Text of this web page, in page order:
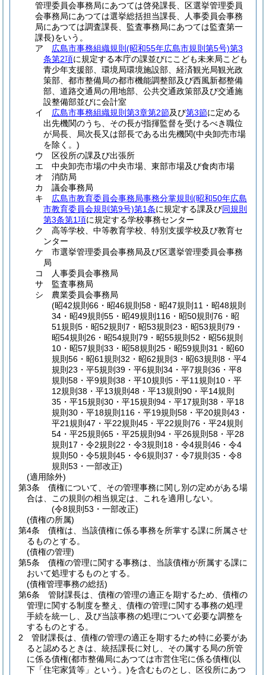
管理委員会事務局にあつては啓発課長、区選挙管理委員
会事務局にあつては選挙総括担当課長、人事委員会事務
局にあつては調査課長、監査事務局にあつては監査第一
課長)をいう。
ア
広島市事務組織規則 (昭和55年広島市規則第5号)第3
条第2項に規定する本庁の課並びにこども未来局こども
青少年支援部、環境局環境施設部、経済観光局観光政
策部、都市整備局の都市機能調整部及び西風新都整備
部、道路交通局の用地部、公共交通政策部及び交通施
設整備部並びに会計室
イ
広島市事務組織規則第3章第2節及び第3節に定める
出先機関のうち、その長が指揮監督を受けるべき職位
が局長、局次長又は部長である出先機関(中央卸売市場
を除く。)
ウ
区役所の課及び出張所
エ
中央卸売市場の中央市場、東部市場及び食肉市場
オ
消防局
カ
議会事務局
キ
広島市教育委員会事務局事務分掌規則 (昭和50年広島
市教育委員会規則第9号)第1条に規定する課及び同規則
第3条第1項に規定する学校事務センター
ク
高等学校、中等教育学校、特別支援学校及び教育セ
ンター
ケ
市選挙管理委員会事務局及び区選挙管理委員会事務
局
コ
人事委員会事務局
サ
監査事務局
シ
農業委員会事務局
(昭42規則66・昭46規則58・昭47規則11・昭48規則
34・昭49規則55・昭49規則116・昭50規則76・昭
51規則5・昭52規則7・昭53規則23・昭53規則79・
昭54規則26・昭54規則79・昭55規則52・昭56規則
10・昭57規則33・昭58規則25・昭59規則31・昭60
規則56・昭61規則32・昭62規則3・昭63規則8・平4
規則23・平5規則39・平6規則34・平7規則36・平8
規則58・平9規則38・平10規則5・平11規則10・平
12規則38・平13規則48・平13規則90・平14規則
35・平15規則30・平15規則94・平17規則38・平18
規則30・平18規則116・平19規則58・平20規則43・
平21規則47・平22規則45・平22規則76・平24規則
54・平25規則65・平25規則94・平26規則58・平28
規則17・令2規則22・令3規則18・令4規則46・令4
規則50・令5規則45・令6規則37・令7規則35・令8
規則53・一部改正)
(適用除外)
第3条
債権について、その管理事務に関し別の定めがある場
合は、この規則の相当規定は、これを適用しない。
(令8規則53・一部改正)
(債権の所属)
第4条
債権は、当該債権に係る事務を所掌する課に所属させ
るものとする。
(債権の管理)
第5条
債権の管理に関する事務は、当該債権が所属する課に
おいて処理するものとする。
(債権管理事務の総括)
第6条
管財課長は、債権の管理の適正を期するため、債権の
管理に関する制度を整え、債権の管理に関する事務の処理
手続を統一し、及び当該事務の処理について必要な調整を
するものとする。
2
管財課長は、債権の管理の適正を期するため特に必要があ
ると認めるときは、統括課長に対し、その属する局の所管
に係る債権(都市整備局にあつては市営住宅に係る債権(以
下「住宅家賃等」という。)を含むものとし、区役所にあつ